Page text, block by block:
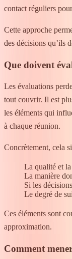
contact réguliers
Cette approche
des décisions qu’ils
Que doivent
Les évaluations
tout couvrir. Il est
les éléments qui
à chaque réunion.
Concrètement, cela
La qualité et
La manière
Si les
Le degré de
Ces éléments sont
approximation.
Comment